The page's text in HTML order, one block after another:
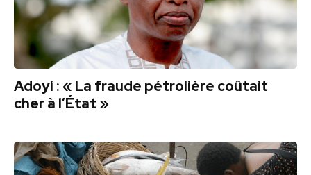
Adoyi : « La fraude pétrolière coûtait
cher à l’État »